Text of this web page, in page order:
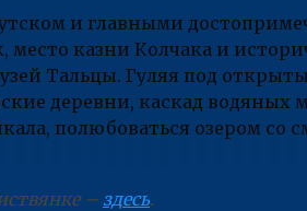
и главными
казни Колчака и
Тальцы. Гуляя под
деревни, каскад водяных
полюбоваться озером со
– здесь.